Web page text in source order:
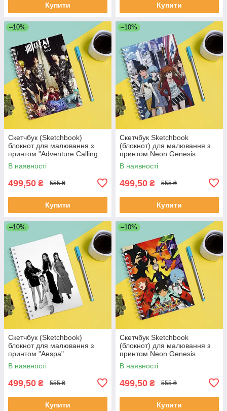
Купити Купити
–10%
Скетчбук (Sketchbook)
блокнот для малювання з
принтом "Adventure Calling
Emotions A"
В наявності
499,50 ₴ 555 ₴
Купити
–10%
Скетчбук Sketchbook
(блокнот) для малювання з
принтом Neon Genesis
Evangelion Євангеліон нового
покоління EVA Єва 7
В наявності
499,50 ₴ 555 ₴
Купити
–10%
Скетчбук (Sketchbook)
блокнот для малювання з
принтом "Aespa"
В наявності
499,50 ₴ 555 ₴
Купити
–10%
Скетчбук Sketchbook
(блокнот) для малювання з
принтом Neon Genesis
Evangelion Євангеліон нового
покоління EVA Єва 8
В наявності
499,50 ₴ 555 ₴
Купити